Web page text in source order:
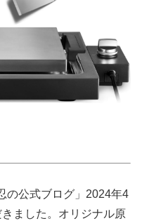
の公式ブログ」2024年4
ました。オリジナル原